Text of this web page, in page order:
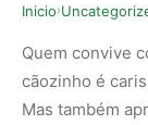
Inicio›
Quem convive
cãozinho é
Mas também